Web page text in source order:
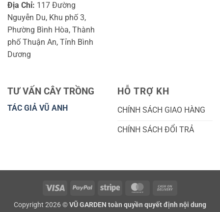
Địa Chỉ: 117 Đường
Nguyễn Du, Khu phố 3,
Phường Bình Hòa, Thành
phố Thuận An, Tỉnh Bình
Dương
TƯ VẤN CÂY TRỒNG
TÁC GIẢ VŨ ANH
HỖ TRỢ KH
CHÍNH SÁCH GIAO HÀNG
CHÍNH SÁCH ĐỔI TRẢ
Visa PayPal Stripe MasterCard
Delivery
Copyright 2026 ©VŨ GARDEN toàn quyền quyết định nội dung